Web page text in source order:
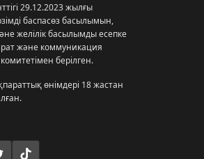
29.12.2023 жылғы
баспасөз басылымын,
желілік басылымды есепке
және коммуникация
берілген.
өнімдері 18 жастан